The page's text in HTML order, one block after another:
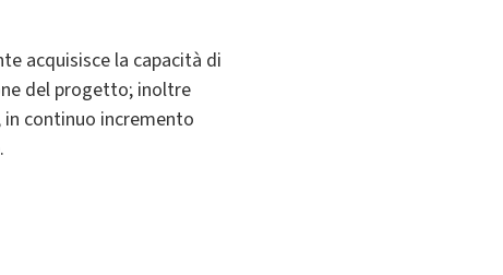
acquisisce la capacità di
del progetto; inoltre
in continuo incremento